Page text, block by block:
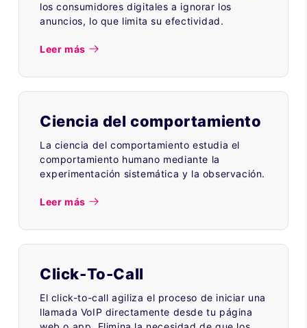
los consumidores digitales a ignorar los
anuncios, lo que limita su efectividad.
Leer más
Ciencia del comportamiento
La ciencia del comportamiento estudia el
comportamiento humano mediante la
experimentación sistemática y la observación.
Leer más
Click-To-Call
El click-to-call agiliza el proceso de iniciar una
llamada VoIP directamente desde tu página